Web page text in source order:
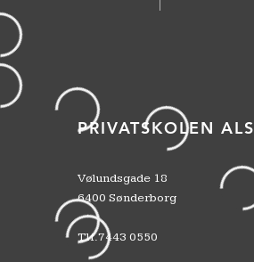
PRIVATSKOLEN ALS
Vølundsgade 18
6400 Sønderborg
Tlf.7443 0550